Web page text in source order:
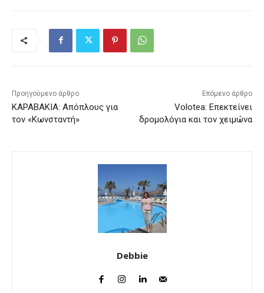
Προηγούμενο άρθρο
ΚΑΡΑΒΑΚΙΑ: Απόπλους για
τον «Κωνσταντή»
Επόμενο άρθρο
Volotea: Επεκτείνει
δρομολόγια και τον χειμώνα
Debbie